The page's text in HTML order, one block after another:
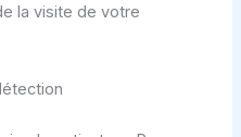
la visite de votre